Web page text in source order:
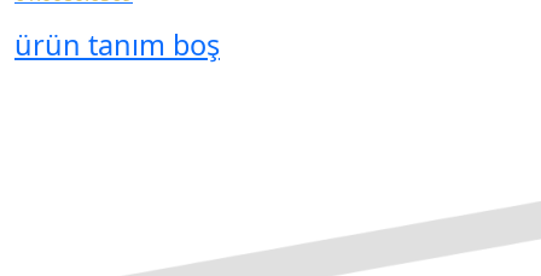
ürün tanım boş